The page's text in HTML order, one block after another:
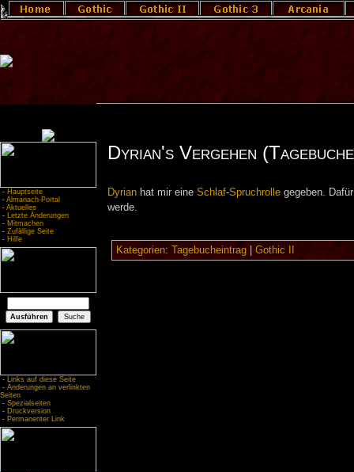
- Hauptseite
- Almanach-Portal
- Aktuelles
- Letzte Änderungen
- Mitmachen
- Zufällige Seite
- Hilfe
- Links auf diese Seite
- Änderungen an verlinkten
Seiten
- Spezialseiten
- Druckversion
- Permanenter Link
Dyrian's Vergehen
Dyrianhat mir eine Schlaf-Spruchrollegegeben.
werde.
Kategorien: Tagebucheintrag| Gothic II